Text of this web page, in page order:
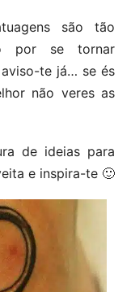
são tão
por se tornar
te já… se és
não veres as
de ideias para
e inspira-te 🙂